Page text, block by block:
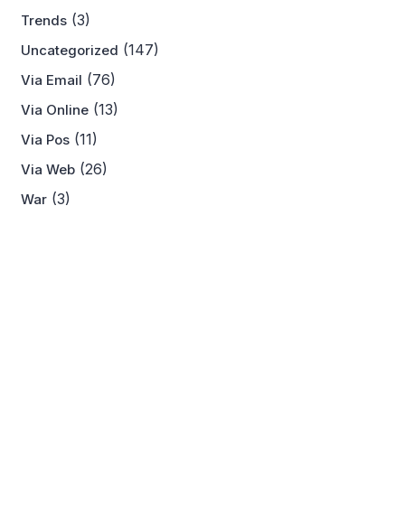
Trends (3)
Uncategorized (147)
Via Email (76)
Via Online (13)
Via Pos (11)
Via Web (26)
War (3)